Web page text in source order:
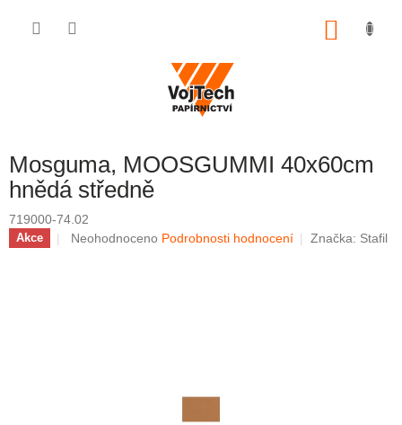
Mosguma, MOOSGUMMI 40x60cm
hnědá středně
719000-74.02
Akce Průměrné hodnocení produktu je 0,0 z 5 hvězdiček.
Neohodnoceno Podrobnosti hodnocení Značka: Stafil